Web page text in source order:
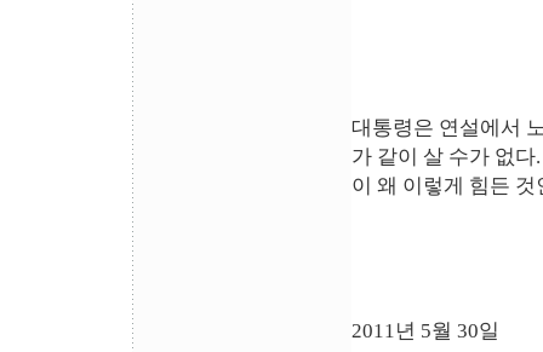
대통령은 연설에서
가 같이 살 수가 없
이 왜 이렇게 힘든
2011년 5월 30일